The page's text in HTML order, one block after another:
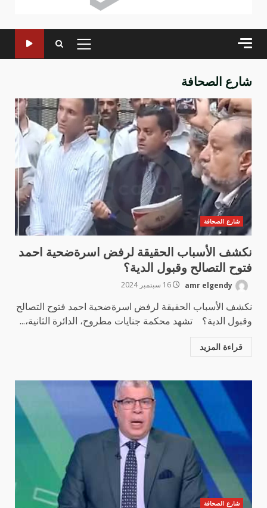
القائمة
الرئيسية
شارع الصحافة
شارع الصحافة
نكشف الأسباب الحقيقة لرفض اسرةضحية احمد
فتوح التصالح وقبول الدية؟
نكشف الأسباب الحقيقة لرفض اسرةضحية احمد فتوح التصالح
وقبول الدية؟ تشهد محكمة جنايات مطروح، الدائرة الثانية،...
قراءة المزيد
شارع الصحافة